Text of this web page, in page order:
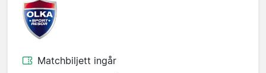
Matchbiljett ingår